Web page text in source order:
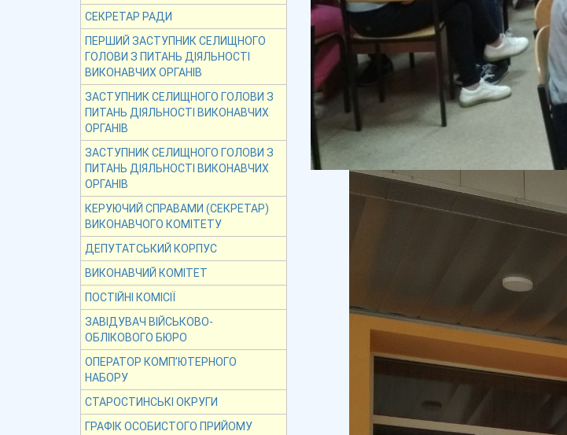
СЕКРЕТАР РАДИ
ПЕРШИЙ ЗАСТУПНИК СЕЛИЩНОГО
ГОЛОВИ З ПИТАНЬ ДІЯЛЬНОСТІ
ВИКОНАВЧИХ ОРГАНІВ
ЗАСТУПНИК СЕЛИЩНОГО ГОЛОВИ З
ПИТАНЬ ДІЯЛЬНОСТІ ВИКОНАВЧИХ
ОРГАНІВ
ЗАСТУПНИК СЕЛИЩНОГО ГОЛОВИ З
ПИТАНЬ ДІЯЛЬНОСТІ ВИКОНАВЧИХ
ОРГАНІВ
КЕРУЮЧИЙ СПРАВАМИ (СЕКРЕТАР)
ВИКОНАВЧОГО КОМІТЕТУ
ДЕПУТАТСЬКИЙ КОРПУС
ВИКОНАВЧИЙ КОМІТЕТ
ПОСТІЙНІ КОМІСІЇ
ЗАВІДУВАЧ ВІЙСЬКОВО-
ОБЛІКОВОГО БЮРО
ОПЕРАТОР КОМП’ЮТЕРНОГО
НАБОРУ
СТАРОСТИНСЬКІ ОКРУГИ
ГРАФІК ОСОБИСТОГО ПРИЙОМУ